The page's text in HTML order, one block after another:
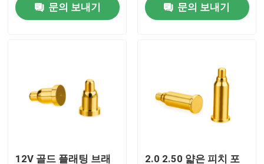
연락주세요
스프링 로딩 된 POGO 핀
탐침 포고 핀
문의 보내기
문의 보내기
12V 골드 플래팅 브래 2.0 2.50 얇은 피치 포